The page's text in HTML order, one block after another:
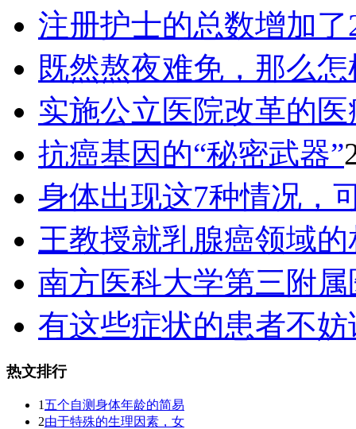
注册护士的总数增加了
既然熬夜难免，那么怎
实施公立医院改革的医
抗癌基因的“秘密武器”
身体出现这7种情况，
王教授就乳腺癌领域的
南方医科大学第三附属
有这些症状的患者不妨
热文排行
1 五个自测身体年龄的简易
2由于特殊的生理因素，女